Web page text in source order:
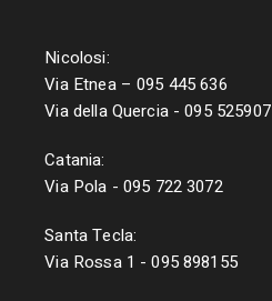
Nicolosi:
Via Etnea – 095 445 636
Via della Quercia - 095 525907
Catania:
Via Pola - 095 722 3072
Santa Tecla:
Via Rossa 1 - 095 898155